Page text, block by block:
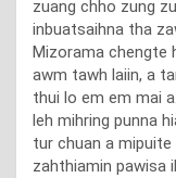
zuang chho zung
inbuatsaihna tha
Mizorama chengte
awm tawh laiin, a
thui lo em em mai
leh mihring punna
tur chuan a mipuite
zahthiamin pawisa